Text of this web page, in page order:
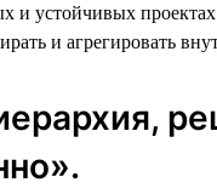
устойчивых
и агрегировать